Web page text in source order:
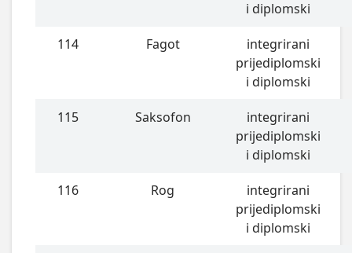
i diplomski
114 Fagot
integrirani
prijediplomski
i diplomski
115 Saksofon
integrirani
prijediplomski
i diplomski
116 Rog
integrirani
prijediplomski
i diplomski